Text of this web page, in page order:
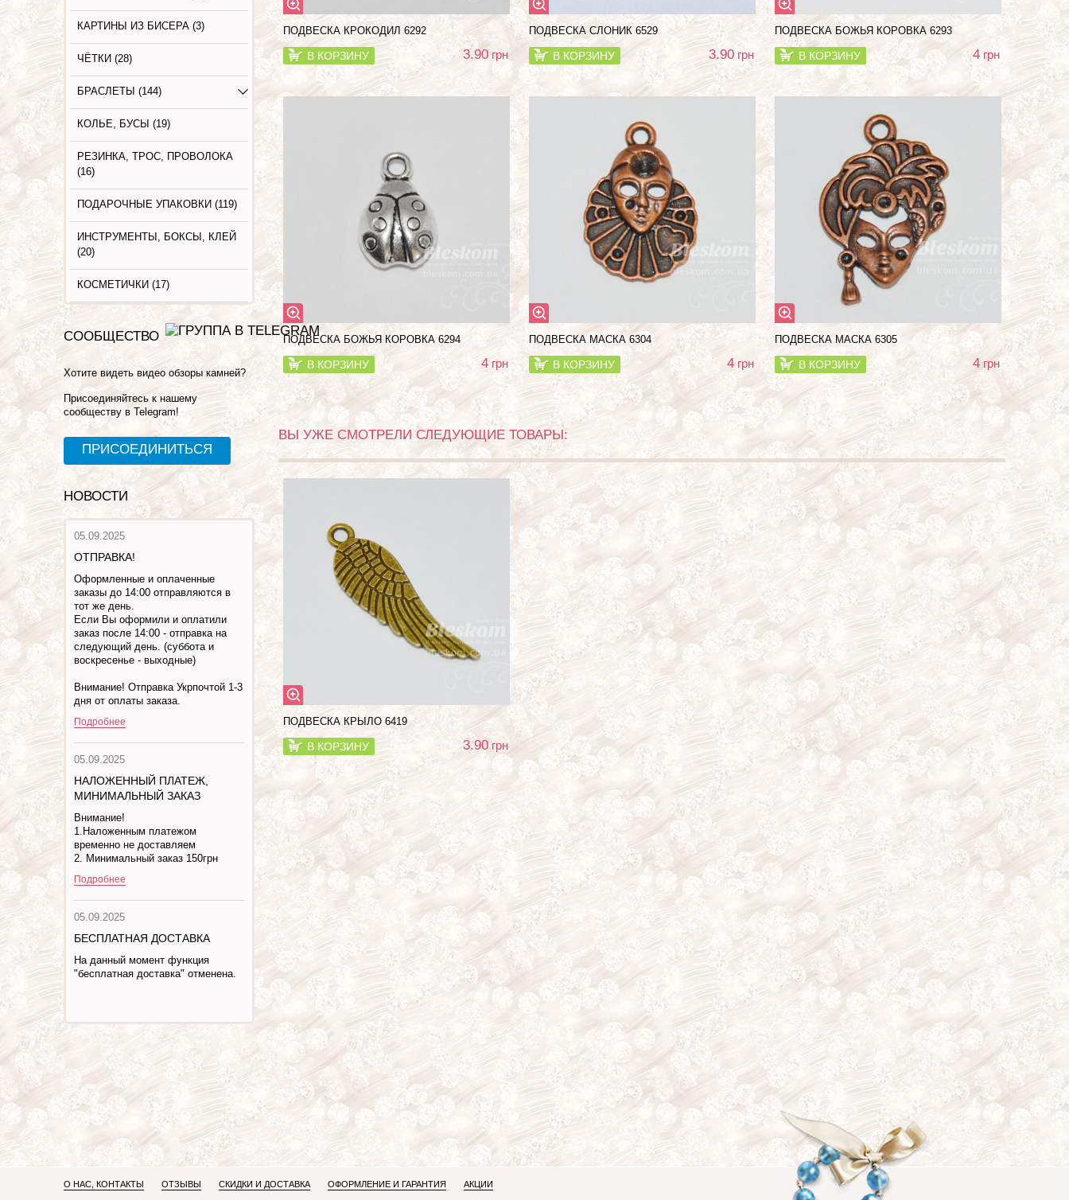
КАРТИНЫ ИЗ БИСЕРА (3)
ЧЁТКИ (28)
БРАСЛЕТЫ (144)
КОЛЬЕ, БУСЫ (19)
РЕЗИНКА, ТРОС, ПРОВОЛОКА
(16)
ПОДАРОЧНЫЕ УПАКОВКИ (119)
ИНСТРУМЕНТЫ, БОКСЫ, КЛЕЙ
(20)
КОСМЕТИЧКИ (17)
СООБЩЕСТВО
Хотите видеть видео обзоры камней?
Присоединяйтесь к нашему
сообществу в Telegram!
ПРИСОЕДИНИТЬСЯ
НОВОСТИ
05.09.2025
ОТПРАВКА!
Оформленные и оплаченные
заказы до 14:00 отправляются в
тот же день.
Если Вы оформили и оплатили
заказ после 14:00 - отправка на
следующий день. (суббота и
воскресенье - выходные)
Внимание! Отправка Укрпочтой 1-3
дня от оплаты заказа.
Подробнее
05.09.2025
НАЛОЖЕННЫЙ ПЛАТЕЖ,
МИНИМАЛЬНЫЙ ЗАКАЗ
Внимание!
1.Наложенным платежом
временно не доставляем
2. Минимальный заказ 150грн
Подробнее
05.09.2025
БЕСПЛАТНАЯ ДОСТАВКА
На данный момент функция
"бесплатная доставка" отменена.
ПОДВЕСКА КРОКОДИЛ 6292
В КОРЗИНУ 3.90грн
ПОДВЕСКА СЛОНИК 6529
В КОРЗИНУ 3.90 грн
ПОДВЕСКА БОЖЬЯ КОРОВКА 6293
В КОРЗИНУ 4 грн
ПОДВЕСКА БОЖЬЯ КОРОВКА 6294
В КОРЗИНУ 4грн
ПОДВЕСКА МАСКА 6304
В КОРЗИНУ 4 грн
ПОДВЕСКА МАСКА 6305
В КОРЗИНУ 4 грн
ВЫ УЖЕ СМОТРЕЛИ СЛЕДУЮЩИЕ ТОВАРЫ:
ПОДВЕСКА КРЫЛО6419
В КОРЗИНУ 3.90грн
О НАС, КОНТАКТЫ ОТЗЫВЫ СКИДКИ И ДОСТАВКА ОФОРМЛЕНИЕ И ГАРАНТИЯ АКЦИИ